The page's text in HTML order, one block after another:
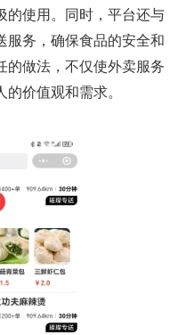
的使用。同时，平台还与
服务，确保食品的安全和
的做法，不仅使外卖服务
价值观和需求。